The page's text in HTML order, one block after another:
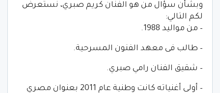
وبشأن سؤال من هو الفنان كريم صبري، نستعرض
لكم التالي:
– من مواليد 1988.
– طالب فى معهد الفنون المسرحية.
– شقيق الفنان رامي صبري.
– أولى أغنياته كانت وطنية عام 2011 بعنوان مصري